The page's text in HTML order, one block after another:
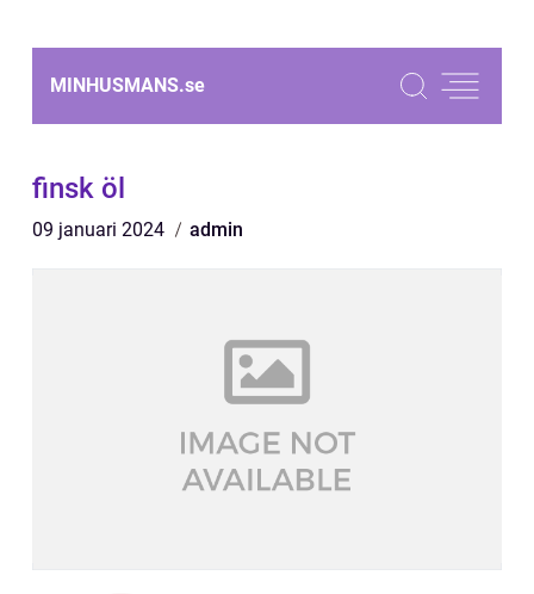
MINHUSMANS.se
finsk öl
09 januari 2024 admin